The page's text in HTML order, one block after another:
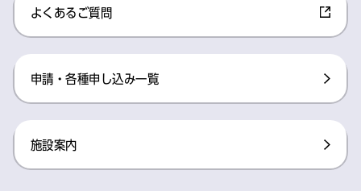
よくあるご質問
申請・各種申し込み一覧
施設案内